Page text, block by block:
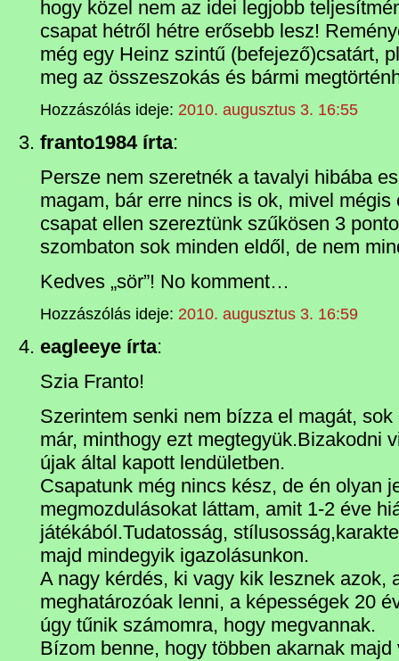
hogy közel nem az idei legjobb
csapat hétről hétre erősebb lesz!
még egy Heinz szintű (befejező)csatárt,
meg az összeszokás és bármi
Hozzászólás ideje: 2010. augusztus 3. 16:55
franto1984 írta:
Persze nem szeretnék a tavalyi hibába
magam, bár erre nincs is ok, mivel
csapat ellen szereztünk szűkösen 3
szombaton sok minden eldől, de nem
Kedves „sör”! No komment…
Hozzászólás ideje: 2010. augusztus 3. 16:59
eagleeye írta:
Szia Franto!
Szerintem senki nem bízza el magát,
már, minthogy ezt megtegyük.Bizakodni
újak által kapott lendületben.
Csapatunk még nincs kész, de én olyan
megmozdulásokat láttam, amit 1-2 éve
játékából.Tudatosság,
majd mindegyik igazolásunkon.
A nagy kérdés, ki vagy kik lesznek azok,
meghatározóak lenni, a képességek 20
úgy tűnik számomra, hogy megvannak.
Bízom benne, hogy többen akarnak majd